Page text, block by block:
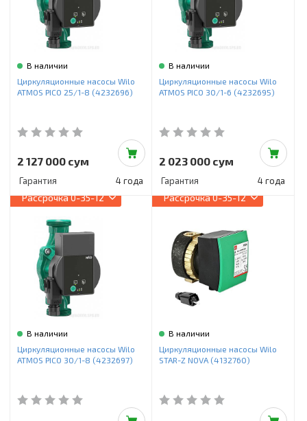
В наличии
Циркуляционные насосы Wilo
ATMOS PICO 25/1-8 (4232696)
2 127 000 сум
Гарантия 4 года
В наличии
Циркуляционные насосы Wilo
ATMOS PICO 30/1-6 (4232695)
2 023 000 сум
Гарантия 4 года
Рассрочка0-35-12
В наличии
Циркуляционные насосы Wilo
ATMOS PICO 30/1-8 (4232697)
Рассрочка0-35-12
В наличии
Циркуляционные насосы Wilo
STAR-Z NOVA (4132760)